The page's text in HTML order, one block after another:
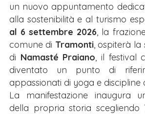
un nuovo appuntamento
alla sostenibilità e al turismo
al 6 settembre 2026 , la
comune di Tramonti, ospiterà la
di Namasté Praiano , il festival
diventato un punto di
appassionati di yoga e discipline
La manifestazione inaugura
della propria storia scegliendo